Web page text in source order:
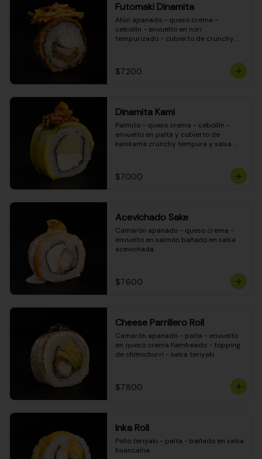
Futomaki Dinamita
Atún apanado - queso crema -
cebollín - envuelto en nori
tempurizado - cubierto de crunchy
$7.200
Dinamita Kami
Palmito - queso crema - cebollín -
envuelto en palta y cubierto de
kanikama crunchy tempura y salsa
$7.000
Acevichado Sake
Camarón apanado - queso crema -
envuelto en salmón bañado en salsa
acevichada
$7.600
Cheese Parrillero Roll
Camarón apanado - palta - envuelto
en queso crema flambeado - topping
de chimichurri - salsa teriyaki
$7.800
Inka Roll
Pollo teriyaki - palta - bañado en salsa
huancaína